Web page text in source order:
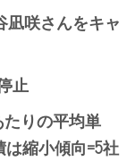
凪咲さんをキャ
止
りの平均単
縮小傾向=5社